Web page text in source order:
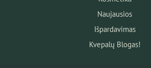
Naujausios
Išpardavimas
Kvepalų Blogas!